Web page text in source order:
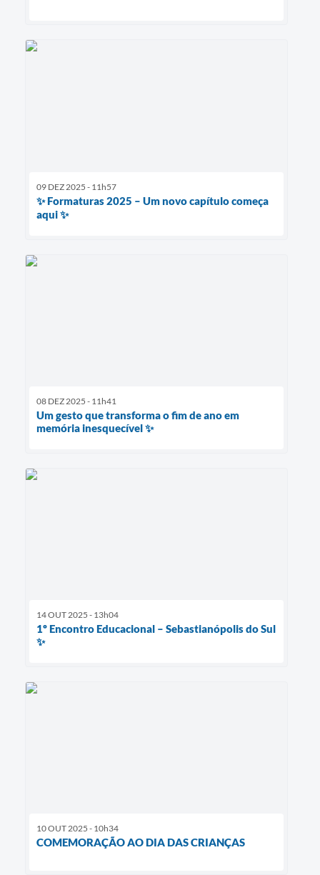
09 DEZ 2025 - 11h57
✨ Formaturas 2025 – Um novo capítulo começa
aqui ✨
08 DEZ 2025 - 11h41
Um gesto que transforma o fim de ano em
memória inesquecível ✨
14 OUT 2025 - 13h04
1º Encontro Educacional – Sebastianópolis do Sul
✨
10 OUT 2025 - 10h34
COMEMORAÇÃO AO DIA DAS CRIANÇAS